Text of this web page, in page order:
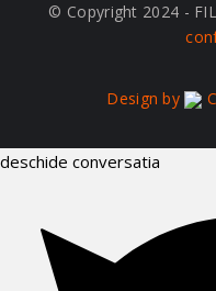
© Copyright 2024 -
Design by
deschide conversatia